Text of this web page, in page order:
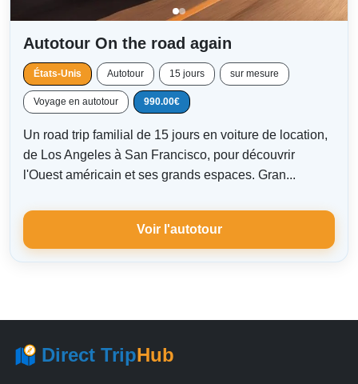
Autotour On the road again
États-Unis Autotour 15 jours sur mesure
Voyage en autotour 990.00€
Un road trip familial de 15 jours en voiture de location,
de Los Angeles à San Francisco, pour découvrir
l'Ouest américain et ses grands espaces. Gran...
Voir l'autotour
Direct TripHub